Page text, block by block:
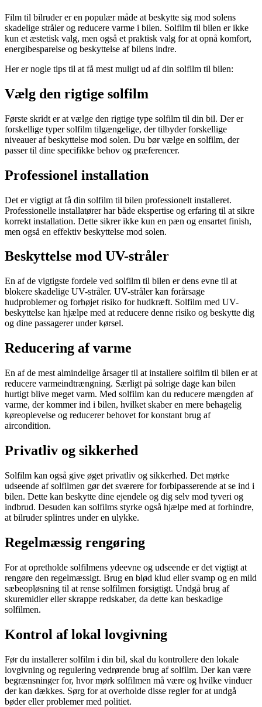
Film til bilruder er en populær måde at beskytte sig mod solens
skadelige stråler og reducere varme i bilen. Solfilm til bilen er ikke
kun et æstetisk valg, men også et praktisk valg for at opnå komfort,
energibesparelse og beskyttelse af bilens indre.
Her er nogle tips til at få mest muligt ud af din solfilm til bilen:
Vælg den rigtige solfilm
Første skridt er at vælge den rigtige type solfilm til din bil. Der er
forskellige typer solfilm tilgængelige, der tilbyder forskellige
niveauer af beskyttelse mod solen. Du bør vælge en solfilm, der
passer til dine specifikke behov og præferencer.
Professionel installation
Det er vigtigt at få din solfilm til bilen professionelt installeret.
Professionelle installatører har både ekspertise og erfaring til at sikre
korrekt installation. Dette sikrer ikke kun en pæn og ensartet finish,
men også en effektiv beskyttelse mod solen.
Beskyttelse mod UV-stråler
En af de vigtigste fordele ved solfilm til bilen er dens evne til at
blokere skadelige UV-stråler. UV-stråler kan forårsage
hudproblemer og forhøjet risiko for hudkræft. Solfilm med UV-
beskyttelse kan hjælpe med at reducere denne risiko og beskytte dig
og dine passagerer under kørsel.
Reducering af varme
En af de mest almindelige årsager til at installere solfilm til bilen er at
reducere varmeindtrængning. Særligt på solrige dage kan bilen
hurtigt blive meget varm. Med solfilm kan du reducere mængden af
varme, der kommer ind i bilen, hvilket skaber en mere behagelig
køreoplevelse og reducerer behovet for konstant brug af
aircondition.
Privatliv og sikkerhed
Solfilm kan også give øget privatliv og sikkerhed. Det mørke
udseende af solfilmen gør det sværere for forbipasserende at se ind i
bilen. Dette kan beskytte dine ejendele og dig selv mod tyveri og
indbrud. Desuden kan solfilms styrke også hjælpe med at forhindre,
at bilruder splintres under en ulykke.
Regelmæssig rengøring
For at opretholde solfilmens ydeevne og udseende er det vigtigt at
rengøre den regelmæssigt. Brug en blød klud eller svamp og en mild
sæbeopløsning til at rense solfilmen forsigtigt. Undgå brug af
skuremidler eller skrappe redskaber, da dette kan beskadige
solfilmen.
Kontrol af lokal lovgivning
Før du installerer solfilm i din bil, skal du kontrollere den lokale
lovgivning og regulering vedrørende brug af solfilm. Der kan være
begrænsninger for, hvor mørk solfilmen må være og hvilke vinduer
der kan dækkes. Sørg for at overholde disse regler for at undgå
bøder eller problemer med politiet.